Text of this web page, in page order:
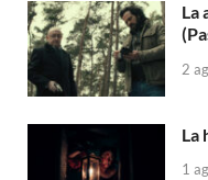
La
2
La
1